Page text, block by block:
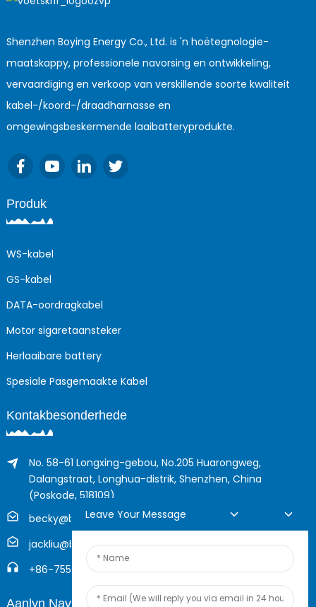
Shenzhen Boying Energy Co., Ltd. is 'n hoëtegnologie-
maatskappy, professionele navorsing en ontwikkeling,
vervaardiging en verkoop van verskillende soorte kwaliteit
kabel-/koord-/draadharnasse en
omgewingsbeskermende laaibatteryprodukte.
Produk
WS-kabel
GS-kabel
DATA-oordragkabel
Motor sigaretaansteker
Herlaaibare battery
Spesiale Pasgemaakte Kabel
Kontakbesonderhede
No. 58-61 Longxing-gebou, No.205 Huarongweg,
Dalangstraat, Longhua-distrik, Shenzhen, China
(Poskode, 518109)
becky@boyingcable.com
jackliu@boyingcable.com
+86-755-21014277
Aanlyn Navraag
Leave Your Message